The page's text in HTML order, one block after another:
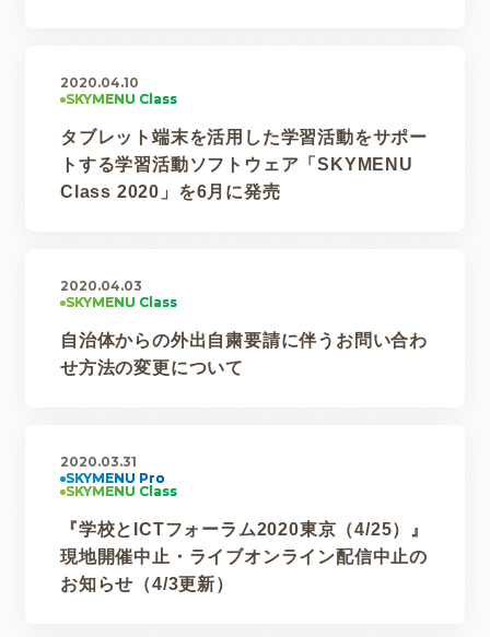
2020.04.10
タブレット端末を活用した学習活動をサポー
トする学習活動ソフトウェア「SKYMENU
Class 2020」を6月に発売
2020.04.03
自治体からの外出自粛要請に伴うお問い合わ
せ方法の変更について
2020.03.31
『学校とICTフォーラム2020東京（4/25）』
現地開催中止・ライブオンライン配信中止の
お知らせ（4/3更新）